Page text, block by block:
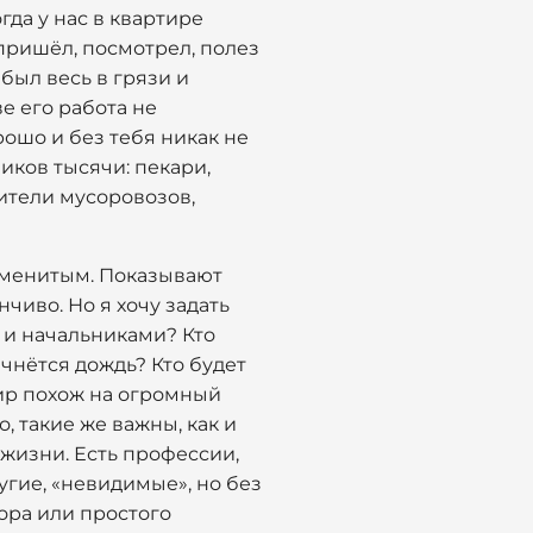
у нас в квартире
посмотрел, полез
весь в грязи и
его работа не
и без тебя никак не
тысячи: пекари,
мусоровозов,
Показывают
Но я хочу задать
начальниками? Кто
дождь? Кто будет
похож на огромный
такие же важны, как и
Есть профессии,
«невидимые», но без
или простого